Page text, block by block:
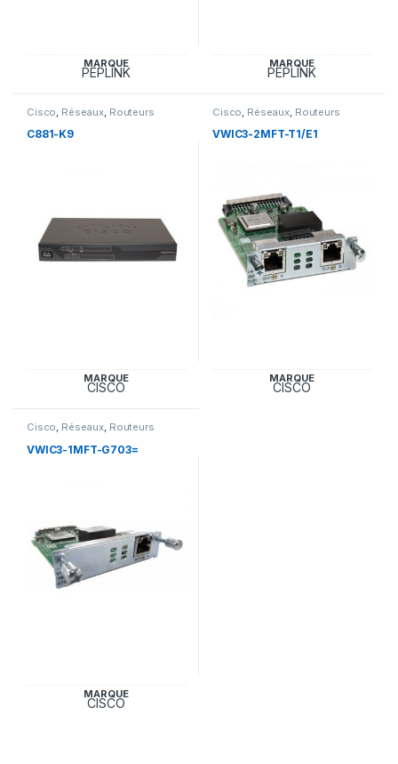
MARQUE
PEPLINK
MARQUE
PEPLINK
Cisco Réseaux Routeurs
C881-K9
MARQUE
CISCO
Cisco Réseaux Routeurs
VWIC3-2MFT-T1/E1
MARQUE
CISCO
Cisco, Réseaux, Routeurs
VWIC3-1MFT-G703=
MARQUE
CISCO